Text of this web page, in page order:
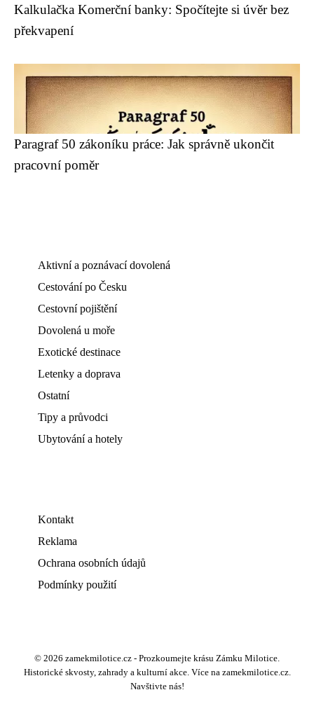
Kalkulačka Komerční banky: Spočítejte si úvěr bez
překvapení
Paragraf 50 zákoníku práce: Jak správně ukončit
pracovní poměr
Aktivní a poznávací dovolená
Cestování po Česku
Cestovní pojištění
Dovolená u moře
Exotické destinace
Letenky a doprava
Ostatní
Tipy a průvodci
Ubytování a hotely
Kontakt
Reklama
Ochrana osobních údajů
Podmínky použití
© 2026 zamekmilotice.cz - Prozkoumejte krásu Zámku Milotice.
Historické skvosty, zahrady a kulturní akce. Více na zamekmilotice.cz.
Navštivte nás!